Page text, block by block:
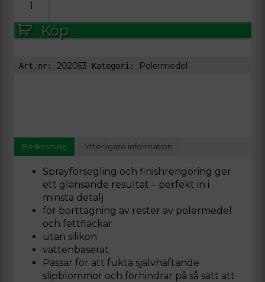
MPA-
F+/0.5L
mängdKöp
Art.nr: 202053 Kategori: Polermedel
Beskrivning Ytterligare information
Sprayförsegling och finishrengöring ger
ett glänsande resultat – perfekt in i
minsta detalj
för borttagning av rester av polermedel
och fettfläckar
utan silikon
vattenbaserat
Passar för att fukta självhäftande
slipblommor och förhindrar på så sätt att